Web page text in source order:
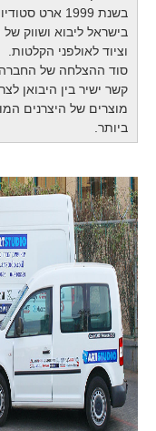
בשנת 1999
בישראל ליבוא ושווק
וציוד לאולפני הקלטות
סוד ההצלחה של החברה
קשר ישיר בין היבואן
מוצרים של היצרנים
ביותר